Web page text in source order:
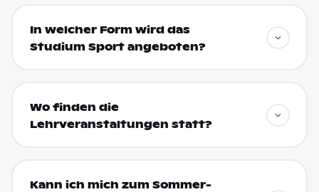
In welcher Form wird das
Studium Sport angeboten?
Wo finden die
Lehrveranstaltungen statt?
Kann ich mich zum Sommer-